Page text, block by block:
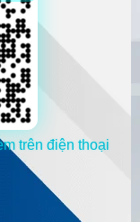
trên điện thoại